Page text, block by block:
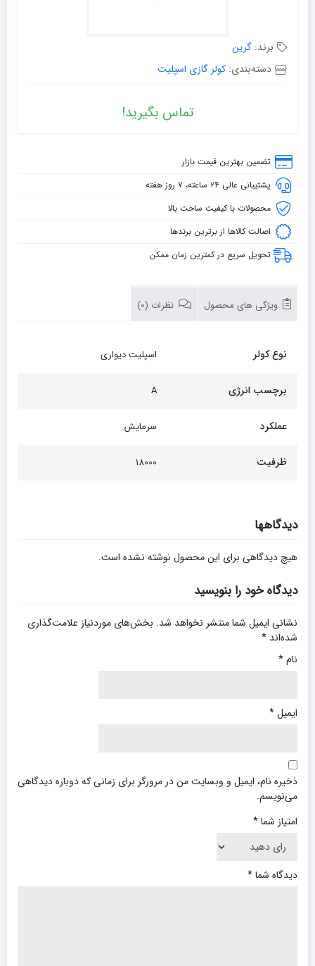
برند: گرین
دسته‌بندی: کولر گازی اسپلیت
تماس بگیرید!
تضمین بهترین قیمت بازار
پشتیبانی عالی ۲۴ ساعته، ۷ روز هفته
محصولات با کیفیت ساخت بالا
اصالت کالاها از برترین برندها
تحویل سریع در کمترین زمان ممکن
ویژگی های محصول نظرات (0)
نوع کولر اسپلیت دیواری
برچسب انرژی A
عملکرد سرمایش
ظرفیت 18000
دیدگاهها
هیچ دیدگاهی برای این محصول نوشته نشده است.
دیدگاه خود را بنویسید
نشانی ایمیل شما منتشر نخواهد شد. بخش‌های موردنیاز علامت‌گذاری
شده‌اند *
نام*
ایمیل*
ذخیره نام، ایمیل و وبسایت من در مرورگر برای زمانی که دوباره دیدگاهی
می‌نویسم.
امتیاز شما*
دیدگاه شما*